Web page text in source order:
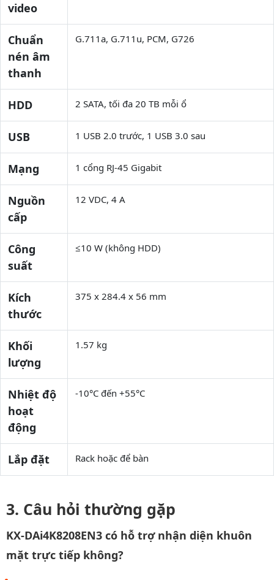
video
Chuẩn
nén âm
thanh
G.711a, G.711u, PCM, G726
HDD 2 SATA, tối đa 20 TB mỗi ổ
USB 1 USB 2.0 trước, 1 USB 3.0 sau
Mạng 1 cổng RJ-45 Gigabit
Nguồn
cấp
12 VDC, 4 A
Công
suất
≤10 W (không HDD)
Kích
thước
375 x 284.4 x 56 mm
Khối
lượng
1.57 kg
Nhiệt độ
hoạt
động
-10°C đến +55°C
Lắp đặt Rack hoặc để bàn
Câu hỏi thường gặp
KX-DAi4K8208EN3 có hỗ trợ nhận diện khuôn
mặt trực tiếp không?